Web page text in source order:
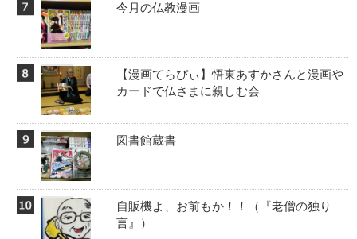
今月の仏教漫画
【漫画てらぴぃ】悟東あすかさんと漫画や
カードで仏さまに親しむ会
図書館蔵書
自販機よ、お前もか！！️（『老僧の独り
言』）